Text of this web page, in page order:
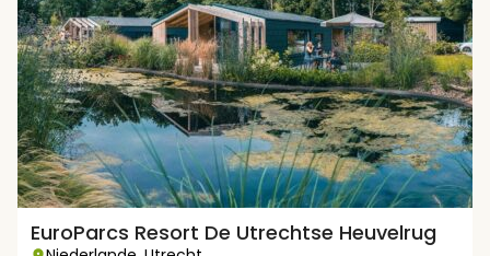
EuroParcs Resort De Utrechtse Heuvelrug